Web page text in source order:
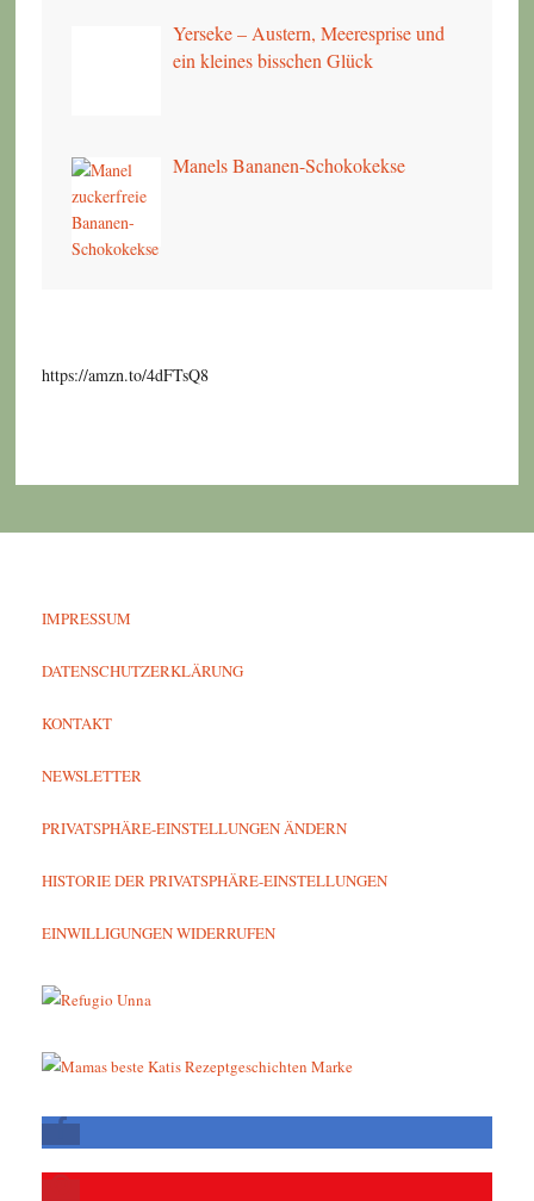
Yerseke – Austern, Meeresprise und
ein kleines bisschen Glück
Manels Bananen-Schokokekse
https://amzn.to/4dFTsQ8
IMPRESSUM
DATENSCHUTZERKLÄRUNG
KONTAKT
NEWSLETTER
PRIVATSPHÄRE-EINSTELLUNGEN ÄNDERN
HISTORIE DER PRIVATSPHÄRE-EINSTELLUNGEN
EINWILLIGUNGEN WIDERRUFEN